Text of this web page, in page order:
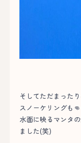
そしてただまった
スノーケリングも
水面に映るマンタ
ました(笑)